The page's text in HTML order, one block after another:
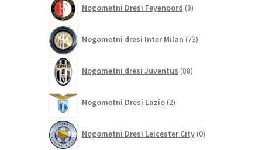
Nogometni Dresi Feyenoord 8izdelkov
Nogometni dresi Inter Milan 73izdelkov
Nogometni dresi Juventus 88izdelkov
Nogometni Dresi Lazio 2izdelka
Nogometni Dresi Leicester City 0izdelkov